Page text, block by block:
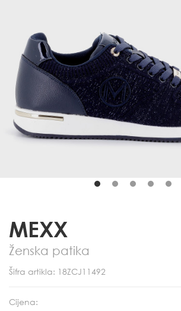
MEXX
Ženska patika
Šifra artikla: 18ZCJ11492
Cijena: